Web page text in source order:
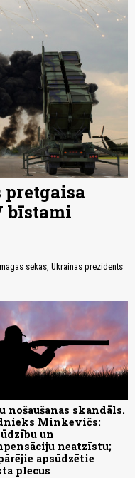
bīstami
sekas, Ukrainas prezidents
nošaušanas skandāls.
Minkevičs:
un
neatzīstu;
apsūdzētie
plecus